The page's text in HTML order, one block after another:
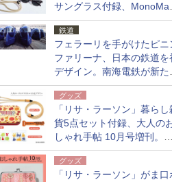
サングラス付録、MonoMax
9月号増刊
鉄道
フェラーリを手がけたピニ
ファリーナ、日本の鉄道を
デザイン。南海電鉄が新た
「空港特急」をなにわ筋線
導入
グッズ
「リサ・ラーソン」暮らし
貨5点セット付録、大人の
しゃれ手帖 10月号増刊。
USBケーブルや缶ケースな
グッズ
「リサ・ラーソン」がま口